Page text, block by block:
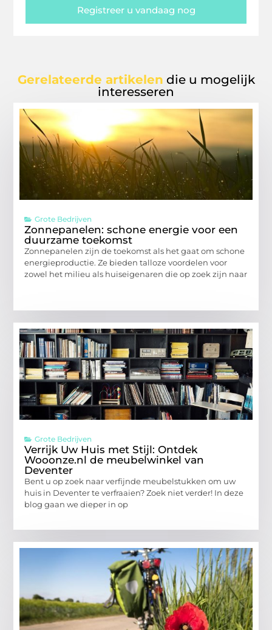
Registreer u vandaag nog
Gerelateerde artikelen die u mogelijk
interesseren
Grote Bedrijven
Zonnepanelen: schone energie voor een
duurzame toekomst
Zonnepanelen zijn de toekomst als het gaat om schone
energieproductie. Ze bieden talloze voordelen voor
zowel het milieu als huiseigenaren die op zoek zijn naar
Grote Bedrijven
Verrijk Uw Huis met Stijl: Ontdek
Wooonze.nl de meubelwinkel van
Deventer
Bent u op zoek naar verfijnde meubelstukken om uw
huis in Deventer te verfraaien? Zoek niet verder! In deze
blog gaan we dieper in op